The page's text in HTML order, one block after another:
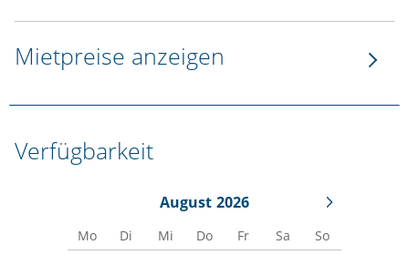
Mietpreise anzeigen
Verfügbarkeit
August 2026
Mo Di Mi Do Fr Sa So